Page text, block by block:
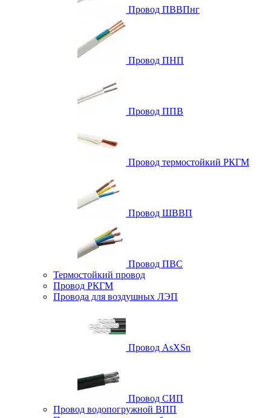
Провод ПВВПнг
Провод ПНП
Провод ППВ
Провод термостойкий РКГМ
Провод ШВВП
Провод ПВС
Термостойкий провод
Провод РКГМ
Провода для воздушных ЛЭП
Провод AsXSn
Провод СИП
Провод водопогружной ВПП